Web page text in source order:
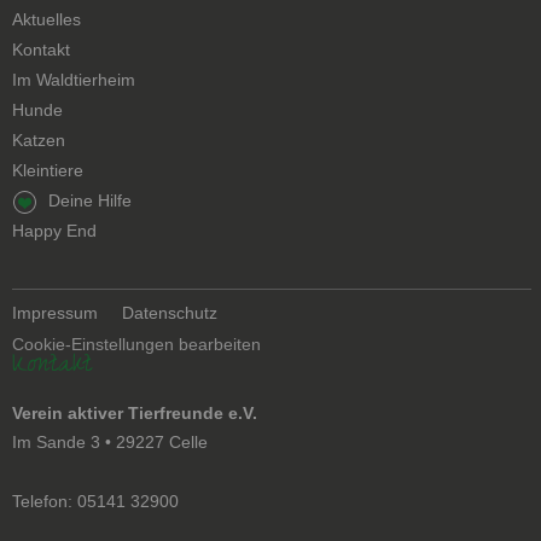
Aktuelles
Kontakt
Navigation
überspringen
Im Waldtierheim
Hunde
Katzen
Kleintiere
Navigation
überspringen
Deine Hilfe
Happy End
Navigation
überspringen
Impressum
Datenschutz
Cookie-Einstellungen bearbeiten
Kontakt
Verein aktiver Tierfreunde e.V.
Im Sande 3 • 29227 Celle
Telefon: 05141 32900